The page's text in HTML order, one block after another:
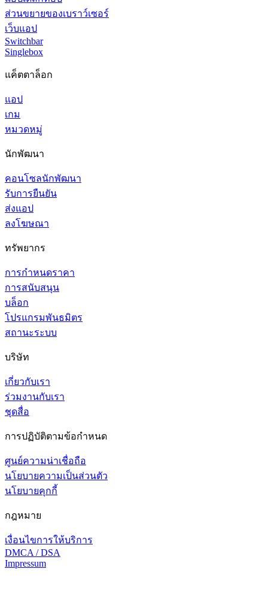
ส่วนขยายของเบราว์เซอร์
เว็บแอป
Switchbar
Singlebox
แค็ตตาล็อก
แอป
เกม
หมวดหมู่
นักพัฒนา
คอนโซลนักพัฒนา
รับการยืนยัน
ส่งแอป
ลงโฆษณา
ทรัพยากร
การกำหนดราคา
การสนับสนุน
บล็อก
โปรแกรมพันธมิตร
สถานะระบบ
บริษัท
เกี่ยวกับเรา
ร่วมงานกับเรา
ชุดสื่อ
การปฏิบัติตามข้อกำหนด
ศูนย์ความน่าเชื่อถือ
นโยบายความเป็นส่วนตัว
นโยบายคุกกี้
กฎหมาย
เงื่อนไขการให้บริการ
DMCA / DSA
Impressum